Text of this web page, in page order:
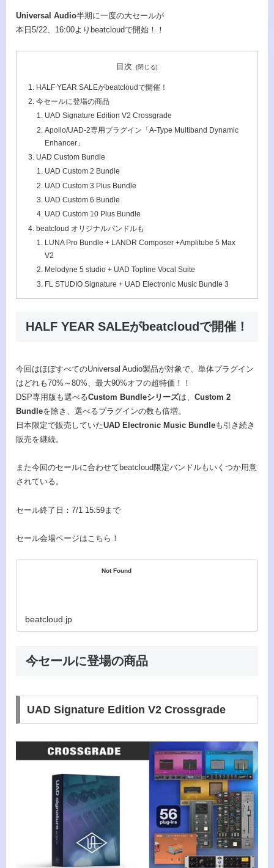
Universal Audio半期に一度の大セールが
本日5/22、16:00よりbeatcloudで開始！！
目次
HALF YEAR SALEがbeatcloudで開催！
今セールに登場の商品
UAD Signature Edition V2 Crossgrade
Apollo/UAD-2専用プラグイン「A-Type Multiband Dynamic
Enhancer」
UAD Custom Bundle
UAD Custom 2 Bundle
UAD Custom 3 Plus Bundle
UAD Custom 6 Bundle
UAD Custom 10 Plus Bundle
beatcloud オリジナルバンドルも
LUNA Pro Bundle + LANDR Composer +Amplitube 5 Max
V2
Melodyne 5 studio + UAD Topline Vocal Suite
FL STUDIO Signature + UAD Electronic Music Bundle 3
HALF YEAR SALEがbeatcloudで開催！
今回はほぼすべてのUniversal Audio製品が対象で、単体プラグイン
はどれも70%～80%、最大90%オフの超特価！！
DSP専用版も選べるCustom Bundleシリーズは、 Custom 2
Bundleを除き、選べるプラグインの数も倍増。
日本限定で販売していたUAD Electronic Music Bundleも引き続き
販売を継続。
また今回のセールに合わせてbeatcloud限定バンドルもいくつか用意
されている。
セール終了日：7/1 15:59まで
セール会場ページはこちら！
Not Found
beatcloud.jp
今セールに登場の商品
UAD Signature Edition V2 Crossgrade